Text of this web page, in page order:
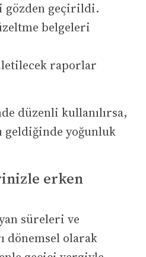
gözden geçirildi.
belgeleri
raporlar
düzenli kullanılırsa,
geldiğinde yoğunluk
erken
süreleri ve
dönemsel olarak